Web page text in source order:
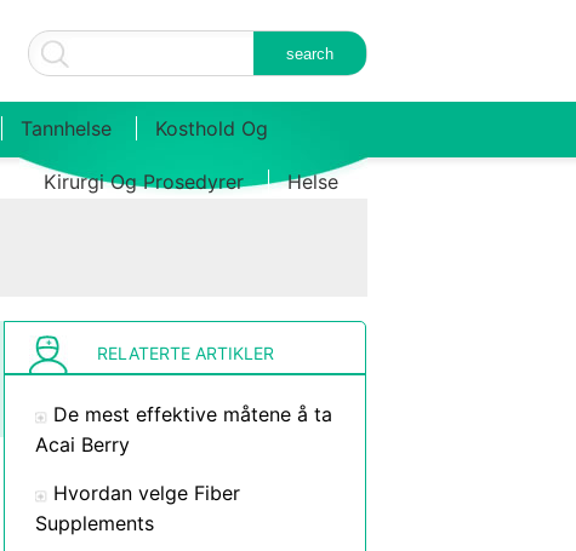
Tannhelse Kosthold Og
Kirurgi Og Prosedyrer Helse
RELATERTE ARTIKLER
De mest effektive måtene å ta
Acai Berry
Hvordan velge Fiber
Supplements